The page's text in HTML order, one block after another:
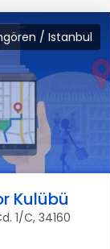
/ Istanbul
Kulübü
1/C, 34160